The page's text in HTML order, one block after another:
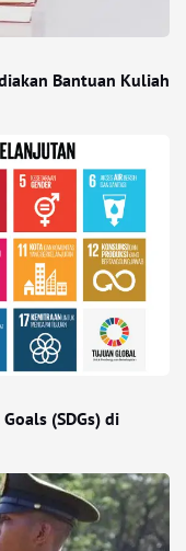
Bantuan Kuliah
(SDGs) di